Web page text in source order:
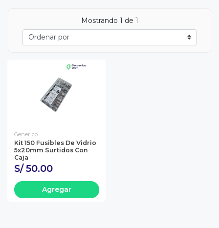
Mostrando 1 de 1
Generico
Kit 150 Fusibles De Vidrio
5x20mm Surtidos Con
Caja
S/ 50.00
Agregar